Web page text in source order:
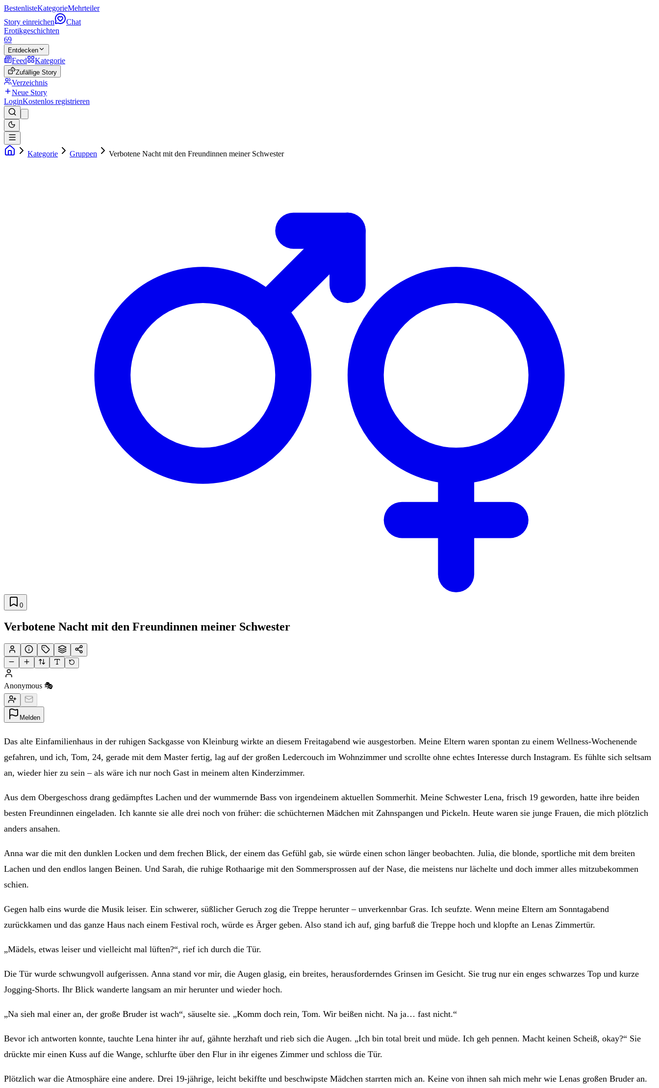
BestenlisteKategorieMehrteiler
Story einreichen
Chat
Erotikgeschichten
69
Entdecken
Feed Kategorie
Zufällige Story
Verzeichnis
Neue Story
LoginKostenlos registrieren
Kategorie Gruppen Verbotene Nacht mit den Freundinnen meiner Schwester
0
Verbotene Nacht mit den Freundinnen meiner Schwester
Anonymous 🎭
Melden
Das alte Einfamilienhaus in der ruhigen Sackgasse von Kleinburg wirkte an diesem Freitagabend wie ausgestorben. Meine Eltern waren spontan zu einem Wellness-Wochenende
gefahren, und ich, Tom, 24, gerade mit dem Master fertig, lag auf der großen Ledercouch im Wohnzimmer und scrollte ohne echtes Interesse durch Instagram. Es fühlte sich seltsam
an, wieder hier zu sein – als wäre ich nur noch Gast in meinem alten Kinderzimmer.
Aus dem Obergeschoss drang gedämpftes Lachen und der wummernde Bass von irgendeinem aktuellen Sommerhit. Meine Schwester Lena, frisch 19 geworden, hatte ihre beiden
besten Freundinnen eingeladen. Ich kannte sie alle drei noch von früher: die schüchternen Mädchen mit Zahnspangen und Pickeln. Heute waren sie junge Frauen, die mich plötzlich
anders ansahen.
Anna war die mit den dunklen Locken und dem frechen Blick, der einem das Gefühl gab, sie würde einen schon länger beobachten. Julia, die blonde, sportliche mit dem breiten
Lachen und den endlos langen Beinen. Und Sarah, die ruhige Rothaarige mit den Sommersprossen auf der Nase, die meistens nur lächelte und doch immer alles mitzubekommen
schien.
Gegen halb eins wurde die Musik leiser. Ein schwerer, süßlicher Geruch zog die Treppe herunter – unverkennbar Gras. Ich seufzte. Wenn meine Eltern am Sonntagabend
zurückkamen und das ganze Haus nach einem Festival roch, würde es Ärger geben. Also stand ich auf, ging barfuß die Treppe hoch und klopfte an Lenas Zimmertür.
„Mädels, etwas leiser und vielleicht mal lüften?“, rief ich durch die Tür.
Die Tür wurde schwungvoll aufgerissen. Anna stand vor mir, die Augen glasig, ein breites, herausforderndes Grinsen im Gesicht. Sie trug nur ein enges schwarzes Top und kurze
Jogging-Shorts. Ihr Blick wanderte langsam an mir herunter und wieder hoch.
„Na sieh mal einer an, der große Bruder ist wach“, säuselte sie. „Komm doch rein, Tom. Wir beißen nicht. Na ja… fast nicht.“
Bevor ich antworten konnte, tauchte Lena hinter ihr auf, gähnte herzhaft und rieb sich die Augen. „Ich bin total breit und müde. Ich geh pennen. Macht keinen Scheiß, okay?“ Sie
drückte mir einen Kuss auf die Wange, schlurfte über den Flur in ihr eigenes Zimmer und schloss die Tür.
Plötzlich war die Atmosphäre eine andere. Drei 19-jährige, leicht bekiffte und beschwipste Mädchen starrten mich an. Keine von ihnen sah mich mehr wie Lenas großen Bruder an.